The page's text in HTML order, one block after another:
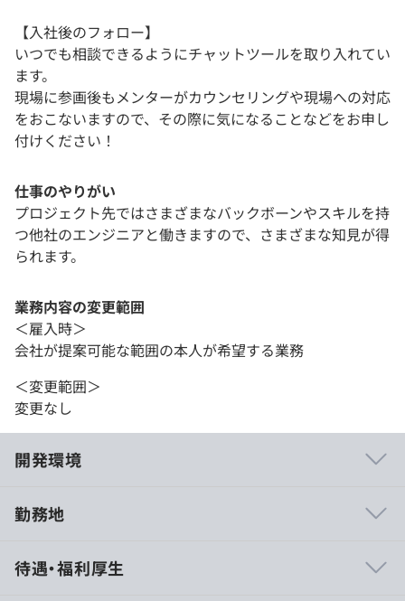
【入社後のフォロー】
いつでも相談できるようにチャットツールを取り入れてい
ます。
現場に参画後もメンターがカウンセリングや現場への対応
をおこないますので、その際に気になることなどをお申し
付けください！
仕事のやりがい
プロジェクト先ではさまざまなバックボーンやスキルを持
つ他社のエンジニアと働きますので、さまざまな知見が得
られます。
業務内容の変更範囲
＜雇入時＞
会社が提案可能な範囲の本人が希望する業務
＜変更範囲＞
変更なし
開発環境
「IT開発現場の方々と共に在る」という共存性です。
勤務地
待遇・福利厚生